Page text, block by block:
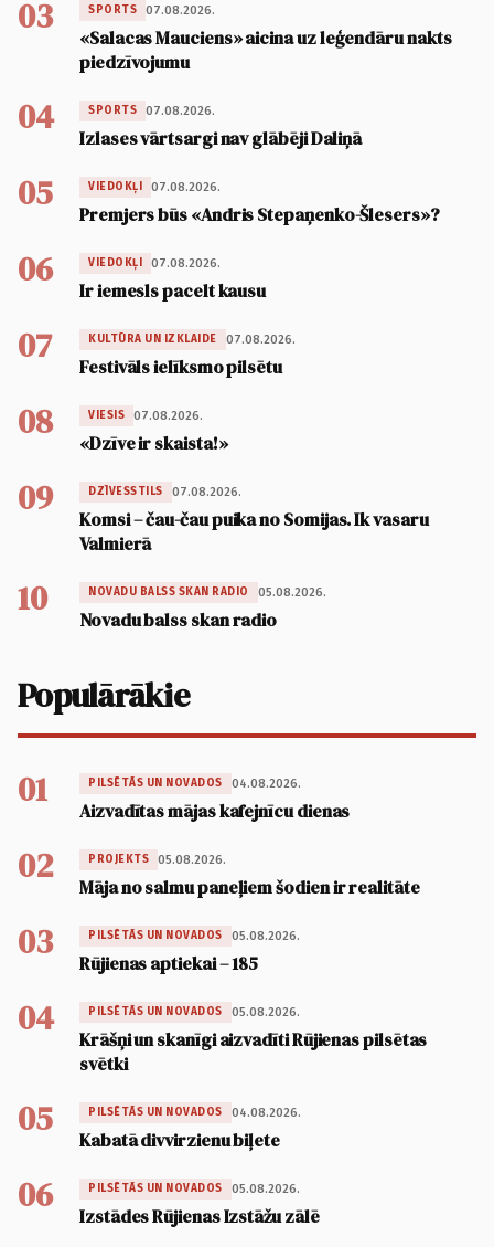
03 SPORTS 07.08.2026.
«Salacas Mauciens» aicina uz leģendāru nakts
piedzīvojumu
04 SPORTS 07.08.2026.
Izlases vārtsargi nav glābēji Daliņā
05 VIEDOKĻI 07.08.2026.
Premjers būs «Andris Stepaņenko-Šlesers»?
06 VIEDOKĻI 07.08.2026.
Ir iemesls pacelt kausu
07 KULTŪRA UN IZKLAIDE 07.08.2026.
Festivāls ielīksmo pilsētu
08 VIESIS 07.08.2026.
«Dzīve ir skaista!»
09 DZĪVESSTILS 07.08.2026.
Komsi – čau-čau puika no Somijas. Ik vasaru
Valmierā
10 NOVADU BALSS SKAN RADIO 05.08.2026.
Novadu balss skan radio
Populārākie
01 PILSĒTĀS UN NOVADOS 04.08.2026.
Aizvadītas mājas kafejnīcu dienas
02 PROJEKTS 05.08.2026.
Māja no salmu paneļiem šodien ir realitāte
03 PILSĒTĀS UN NOVADOS 05.08.2026.
Rūjienas aptiekai – 185
04 PILSĒTĀS UN NOVADOS 05.08.2026.
Krāšņi un skanīgi aizvadīti Rūjienas pilsētas
svētki
05 PILSĒTĀS UN NOVADOS 04.08.2026.
Kabatā divvirzienu biļete
06 PILSĒTĀS UN NOVADOS 05.08.2026.
Izstādes Rūjienas Izstāžu zālē